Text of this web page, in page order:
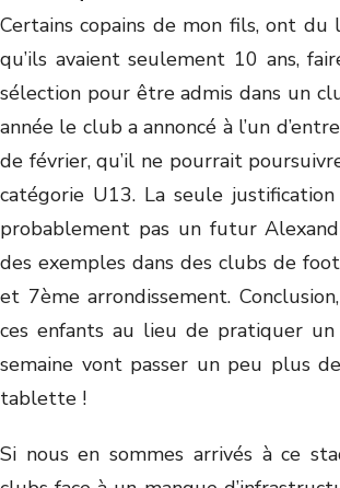
Certains copains de mon fils, ont du
qu’ils avaient seulement 10 ans,
sélection pour être admis dans un
année le club a annoncé à l’un
de février, qu’il ne pourrait
catégorie U13. La seule justification
probablement pas un futur
des exemples dans des clubs de
et 7ème arrondissement.
ces enfants au lieu de pratiquer
semaine vont passer un peu plus
tablette !
Si nous en sommes arrivés à ce